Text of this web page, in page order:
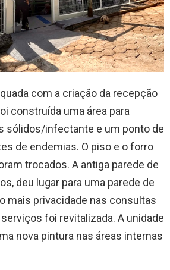
com a criação da recepção
construída uma área para
sólidos/infectante e um ponto de
de endemias. O piso e o forro
trocados. A antiga parede de
deu lugar para uma parede de
mais privacidade nas consultas
foi revitalizada. A unidade
nova pintura nas áreas internas